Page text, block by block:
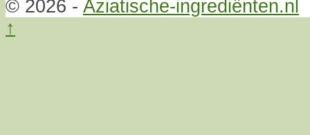
© 2026 - Aziatische-ingrediënten.nl
↑